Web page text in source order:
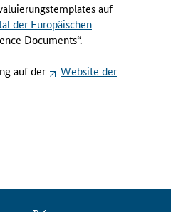
templatesauf
der Europäischen
Documents“.
auf der Website der